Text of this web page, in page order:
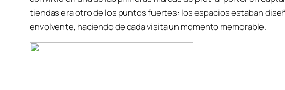
tiendas era otro de los puntos fuertes: los espacios estaban
envolvente, haciendo de cada visita un momento memorable.